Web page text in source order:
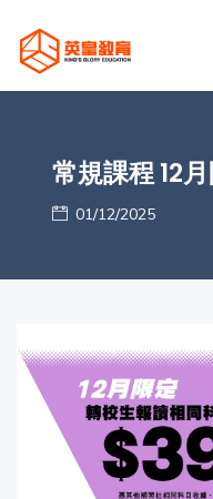
常規課程 12
01/12/2025